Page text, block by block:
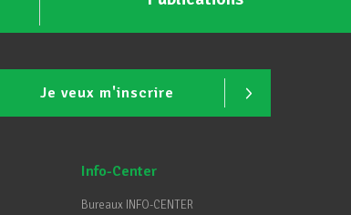
Je veux m'inscrire
Info-Center
Bureaux INFO-CENTER